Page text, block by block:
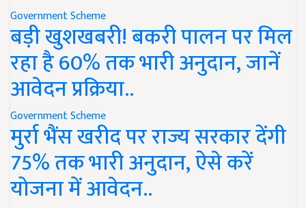
Government Scheme
बड़ी खुशखबरी! बकरी पालन पर मिल
रहा है 60% तक भारी अनुदान, जानें
आवेदन प्रक्रिया..
Government Scheme
मुर्रा भैंस खरीद पर राज्य सरकार देंगी
75% तक भारी अनुदान, ऐसे करें
योजना में आवेदन..